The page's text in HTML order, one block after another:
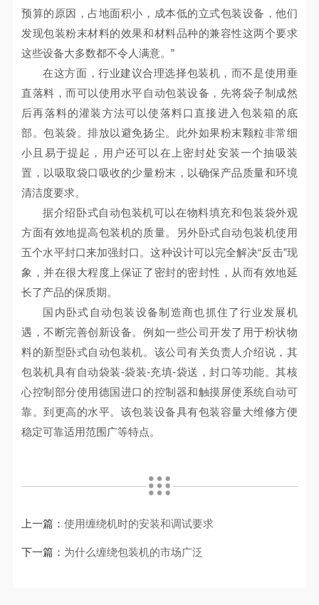
预算的原因，占地面积小，成本低的立式包装设备，他们
发现包装粉末材料的效果和材料品种的兼容性这两个要求
这些设备大多数都不令人满意。”
在这方面，行业建议合理选择包装机，而不是使用垂
直落料，而可以使用水平自动包装设备，先将袋子制成然
后再落料的灌装方法可以使落料口直接进入包装箱的底
部。包装袋。排放以避免扬尘。此外如果粉末颗粒非常细
小且易于提起，用户还可以在上密封处安装一个抽吸装
置，以吸取袋口吸收的少量粉末，以确保产品质量和环境
清洁度要求。
据介绍卧式自动包装机可以在物料填充和包装袋外观
方面有效地提高包装机的质量。另外卧式自动包装机使用
五个水平封口来加强封口。这种设计可以完全解决“反击”现
象，并在很大程度上保证了密封的密封性，从而有效地延
长了产品的保质期。
国内卧式自动包装设备制造商也抓住了行业发展机
遇，不断完善创新设备。例如一些公司开发了用于粉状物
料的新型卧式自动包装机。该公司有关负责人介绍说，其
包装机具有自动袋装-袋装-充填-袋送，封口等功能。其核
心控制部分使用德国进口的控制器和触摸屏使系统自动可
靠。到更高的水平。该包装设备具有包装容量大维修方便
稳定可靠适用范围广等特点。
上一篇：使用缠绕机时的安装和调试要求
下一篇： 为什么缠绕包装机的市场广泛